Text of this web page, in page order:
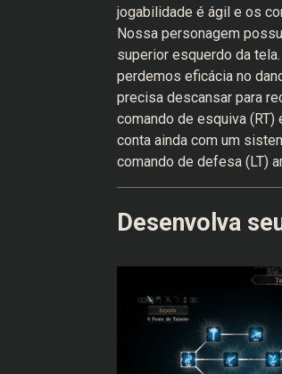
jogabilidade é ágil e os
Nossa personagem
superior esquerdo da
perdemos eficácia no
precisa descansar para
comando de esquiva
conta ainda com um
comando de defesa (LT)
Desenvolva